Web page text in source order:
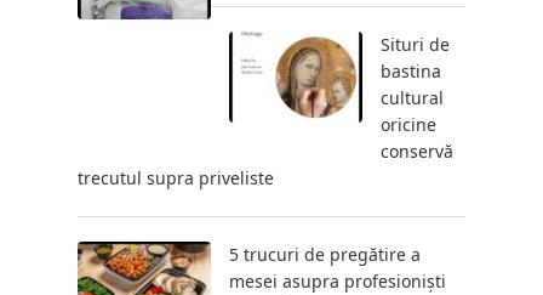
Situri de
bastina
cultural
oricine
conservă
trecutul supra priveliste
5 trucuri de pregătire a
mesei asupra profesioniști